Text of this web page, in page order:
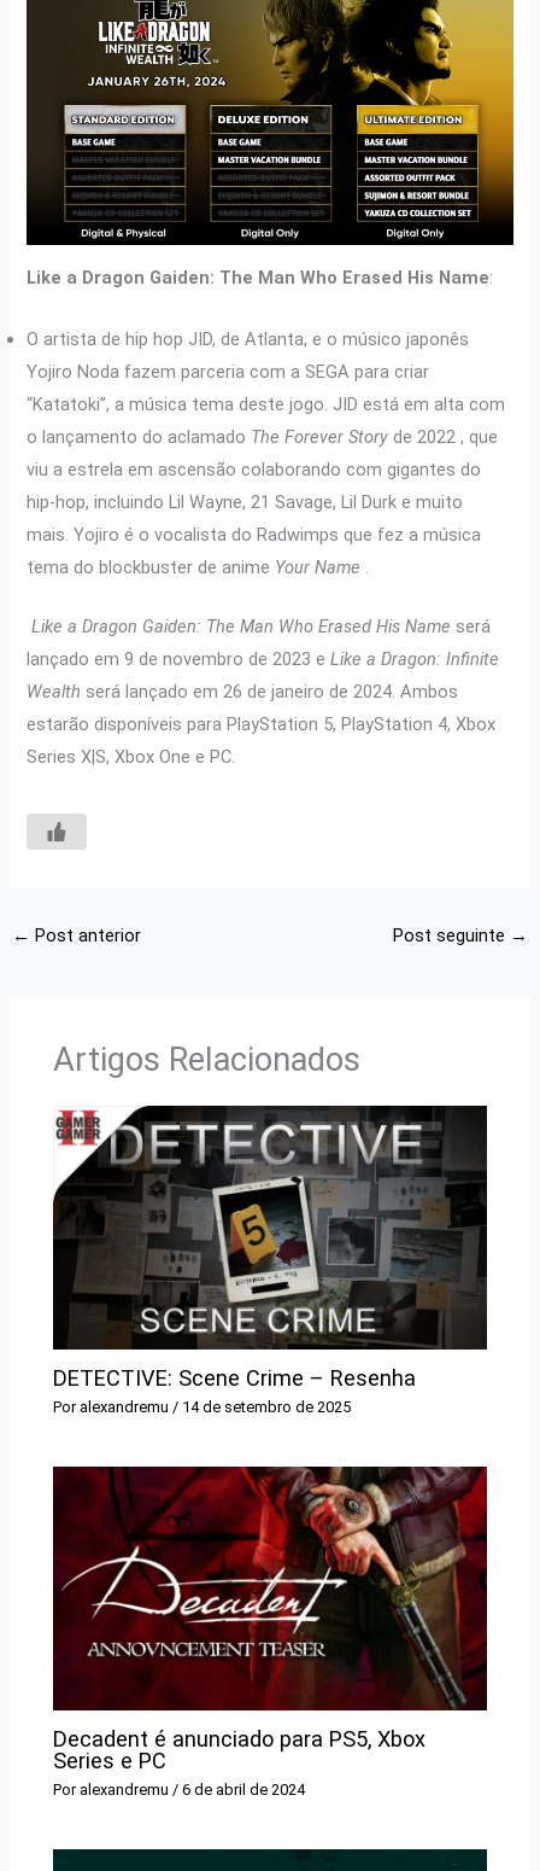
Like a Dragon Gaiden: The Man Who Erased His Name:
O artista de hip hop JID, de Atlanta, e o músico japonês
Yojiro Noda fazem parceria com a SEGA para criar
“Katatoki”, a música tema deste jogo. JID está em alta com
o lançamento do aclamado The Forever Story de 2022 , que
viu a estrela em ascensão colaborando com gigantes do
hip-hop, incluindo Lil Wayne, 21 Savage, Lil Durk e muito
mais. Yojiro é o vocalista do Radwimps que fez a música
tema do blockbuster de anime Your Name .
Like a Dragon Gaiden: The Man Who Erased His Name será
lançado em 9 de novembro de 2023 eLike a Dragon: Infinite
Wealth será lançado em 26 de janeiro de 2024. Ambos
estarão disponíveis para PlayStation 5, PlayStation 4, Xbox
Series X|S, Xbox One e PC.
← Post anterior Post seguinte →
Artigos Relacionados
DETECTIVE: Scene Crime – Resenha
Por alexandremu/ 14 de setembro de 2025
Decadent é anunciado para PS5, Xbox
Series e PC
Por alexandremu /6 de abril de 2024